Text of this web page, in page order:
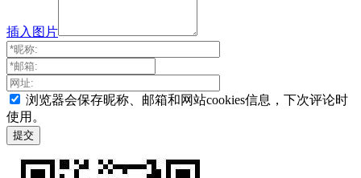
插入图片
浏览器会保存昵称、邮箱和网站cookies信息，下次评论时
使用。